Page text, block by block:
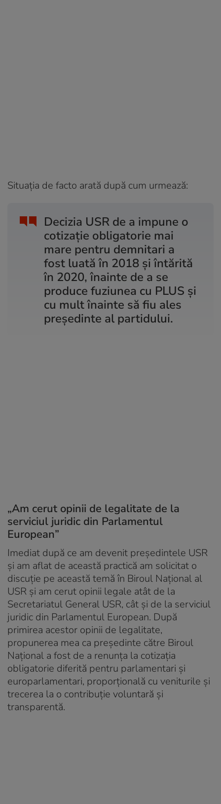
Situația de facto arată după cum urmează:
Decizia USR de a impune o
cotizație obligatorie mai
mare pentru demnitari a
fost luată în 2018 și întărită
în 2020, înainte de a se
produce fuziunea cu PLUS și
cu mult înainte să fiu ales
președinte al partidului.
„Am cerut opinii de legalitate de la
serviciul juridic din Parlamentul
European”
Imediat după ce am devenit președintele USR
și am aflat de această practică am solicitat o
discuție pe această temă în Biroul Național al
USR și am cerut opinii legale atât de la
Secretariatul General USR, cât și de la serviciul
juridic din Parlamentul European. După
primirea acestor opinii de legalitate,
propunerea mea ca președinte către Biroul
Național a fost de a renunța la cotizația
obligatorie diferită pentru parlamentari și
europarlamentari, proporțională cu veniturile și
trecerea la o contribuție voluntară și
transparentă.